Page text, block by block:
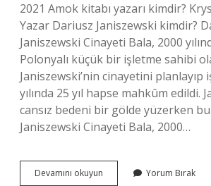
2021 Amok kitabı yazarı kimdir?
Yazar Dariusz Janiszewski kimdir?
Janiszewski Cinayeti Bala, 2000
Polonyalı küçük bir işletme sahibi
Janiszewski’nin cinayetini planlayıp
yılında 25 yıl hapse mahkûm edildi.
cansız bedeni bir gölde yüzerken
Janiszewski Cinayeti Bala, 2000…
Devamını okuyun Yorum Bırak